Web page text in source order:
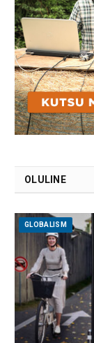
OLULINE
GLOBALISM